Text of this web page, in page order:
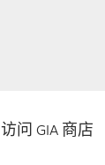
访问 GIA 商店